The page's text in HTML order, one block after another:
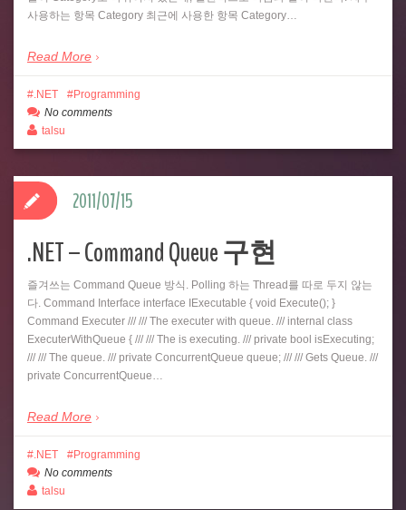
사용하는 항목 Category 최근에 사용한 항목 Category…
Read More
.NET
Programming
No comments
talsu
.NET – Command Queue 구현
즐겨쓰는 Command Queue 방식. Polling 하는 Thread를 따로 두지 않는
다. Command Interface interface IExecutable { void Execute(); }
Command Executer /// /// The executer with queue. /// internal class
ExecuterWithQueue { /// /// The is executing. /// private bool isExecuting;
/// /// The queue. /// private ConcurrentQueue queue; /// /// Gets Queue. ///
private ConcurrentQueue…
Read More
2011/07/15
.NET
Programming
No comments
talsu